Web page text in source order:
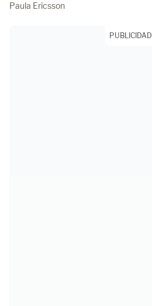
Paula Ericsson
PUBLICIDAD